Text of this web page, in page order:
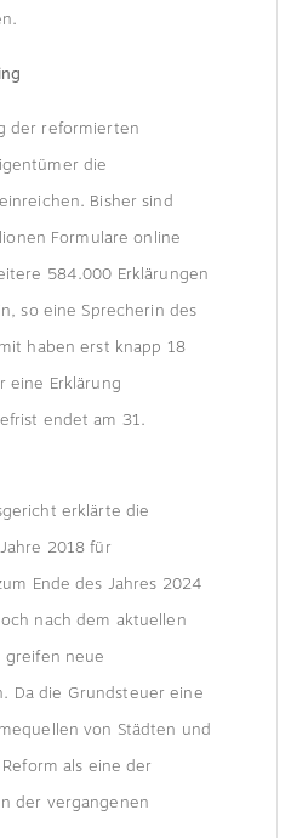
der reformierten
die
Bisher sind
Formulare online
584.000 Erklärungen
so eine Sprecherin des
haben erst knapp 18
eine Erklärung
endet am 31.
erklärte die
2018 für
Ende des Jahres 2024
nach dem aktuellen
greifen neue
Da die Grundsteuer eine
von Städten und
als eine der
der vergangenen